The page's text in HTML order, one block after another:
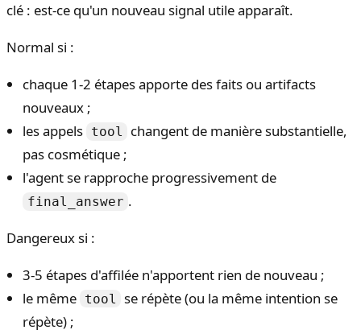
clé : est-ce qu'un nouveau signal utile apparaît.
Normal si :
chaque 1-2 étapes apporte des faits ou artifacts
nouveaux ;
les appels tool
changent de manière substantielle,
pas cosmétique ;
l'agent se rapproche progressivement de
final_answer .
Dangereux si :
3-5 étapes d'affilée n'apportent rien de nouveau ;
le même tool
se répète (ou la même intention se
répète) ;